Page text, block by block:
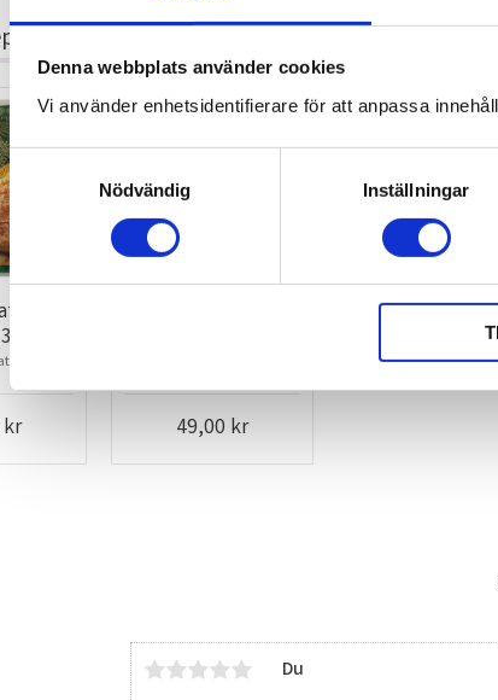
Denna webbplats använder cookies
Vi använder enhetsidentifierare för att anpassa
S
a
m
t
y
c
k
e
s
v
Nödvändig Inställningar
Du
används
kr 49,00 kr